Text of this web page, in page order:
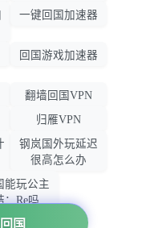
国
一键回国加速器
回国游戏加速器
翻墙回国VPN
归雁VPN
钢岚国外玩延迟
很高怎么办
能玩公主
：Re吗